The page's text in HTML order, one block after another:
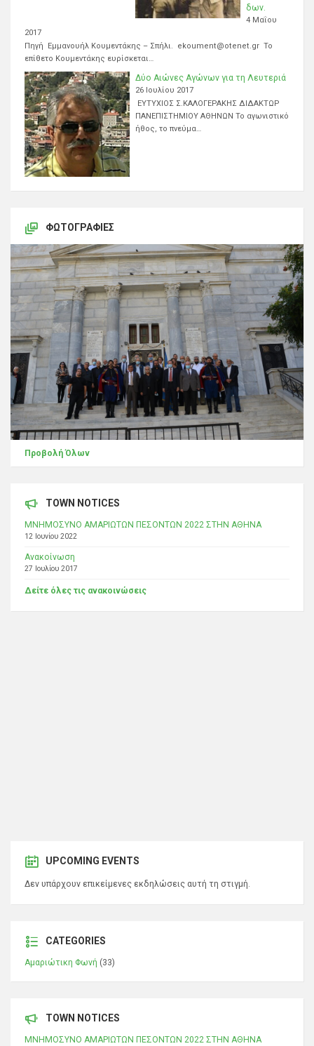
δων.
4 Μαΐου
2017
Πηγή Εμμανουήλ Κουμεντάκης – Σπήλι. ekoument@otenet.gr Το
επίθετο Κουμεντάκης ευρίσκεται…
Δύο Αιώνες Αγώνων για τη Λευτεριά
26 Ιουλίου 2017
ΕΥΤΥΧΙΟΣ Σ.ΚΑΛΟΓΕΡΑΚΗΣ ΔΙΔΑΚΤΩΡ
ΠΑΝΕΠΙΣΤΗΜΙΟΥ ΑΘΗΝΩΝ Το αγωνιστικό
ήθος, το πνεύμα…
ΦΩΤΟΓΡΑΦΊΕΣ
Προβολή Όλων
TOWN NOTICES
ΜΝΗΜΟΣΥΝΟ ΑΜΑΡΙΩΤΩΝ ΠΕΣΟΝΤΩΝ 2022 ΣΤΗΝ ΑΘΗΝΑ
12 Ιουνίου 2022
Ανακοίνωση
27 Ιουλίου 2017
Δείτε όλες τις ανακοινώσεις
UPCOMING EVENTS
Δεν υπάρχουν επικείμενες εκδηλώσεις αυτή τη στιγμή.
CATEGORIES
Αμαριώτικη Φωνή (33)
TOWN NOTICES
ΜΝΗΜΟΣΥΝΟ ΑΜΑΡΙΩΤΩΝ ΠΕΣΟΝΤΩΝ 2022 ΣΤΗΝ ΑΘΗΝΑ